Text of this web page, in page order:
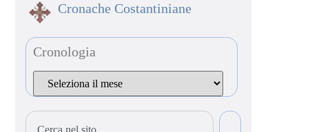
Cronache Costantiniane
Cronologia